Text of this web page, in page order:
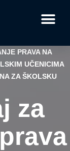
PRAVA NA
UČENICIMA
ZA ŠKOLSKU
za